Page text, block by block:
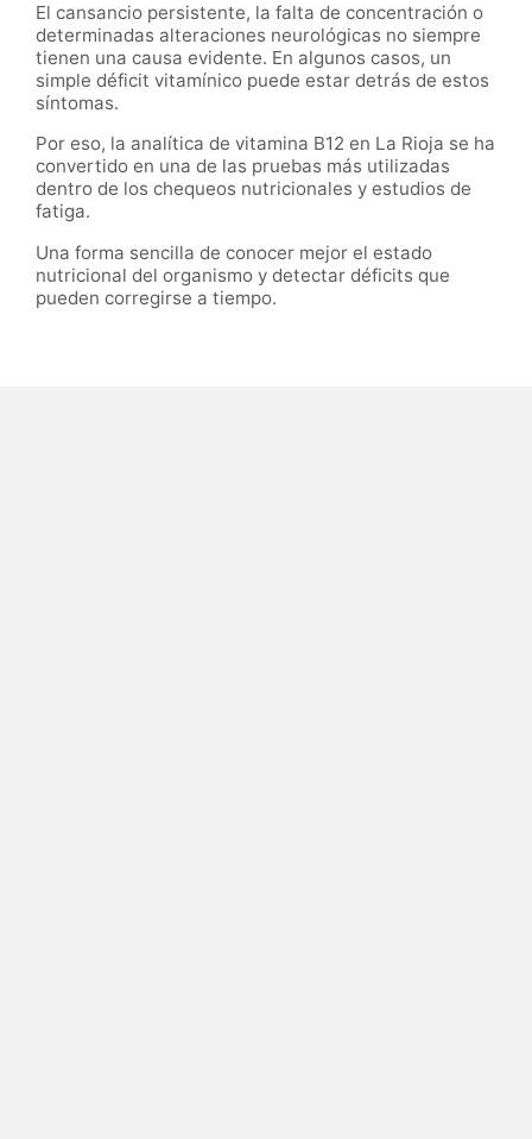
El cansancio persistente, la falta de concentración o
determinadas alteraciones neurológicas no siempre
tienen una causa evidente. En algunos casos, un
simple déficit vitamínico puede estar detrás de estos
síntomas.
Por eso, la analítica de vitamina B12 en La Rioja se ha
convertido en una de las pruebas más utilizadas
dentro de los chequeos nutricionales y estudios de
fatiga.
Una forma sencilla de conocer mejor el estado
nutricional del organismo y detectar déficits que
pueden corregirse a tiempo.